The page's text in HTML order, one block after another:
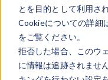
とを目的として利用さ
Cookieについての詳細
をご覧ください。
拒否した場合、このウ
に情報は追跡されませ
NEW